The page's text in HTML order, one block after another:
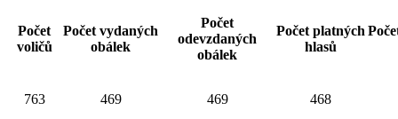
Počet
voličů
Počet vydaných
obálek
Počet
odevzdaných
obálek
Počet platných
hlasů
763 469 469 468